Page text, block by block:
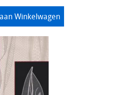
Winkelwagen